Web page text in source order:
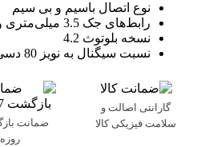
نوع اتصال باسیم و بی سیم
رابط‌های جک 3.5 میلی‌متری و بلوتوث
نسخه بلوتوث 4.2
نسبت سیگنال به نویز 80 دسی بل
گارانتی اصالت و
سلامت فیزیکی کالا
روزه